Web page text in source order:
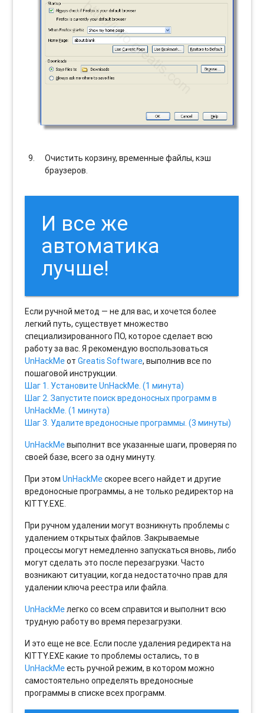
Очистить корзину, временные файлы, кэш
браузеров.
И все же
автоматика
лучше!
Если ручной метод — не для вас, и хочется более
легкий путь, существует множество
специализированного ПО, которое сделает всю
работу за вас. Я рекомендую воспользоваться
UnHackMeотGreatis Software, выполнив все по
пошаговой инструкции.
Шаг 1. Установите UnHackMe. (1 минута)
Шаг 2. Запустите поиск вредоносных программ в
UnHackMe. (1 минута)
Шаг 3. Удалите вредоносные программы. (3 минуты)
UnHackMeвыполнит все указанные шаги, проверяя по
своей базе, всего за одну минуту.
При этомUnHackMeскорее всего найдет и другие
вредоносные программы, а не только редиректор на
KITTY.EXE.
При ручном удалении могут возникнуть проблемы с
удалением открытых файлов. Закрываемые
процессы могут немедленно запускаться вновь, либо
могут сделать это после перезагрузки. Часто
возникают ситуации, когда недостаточно прав для
удалении ключа реестра или файла.
UnHackMeлегко со всем справится и выполнит всю
трудную работу во время перезагрузки.
И это еще не все. Если после удаления редиректа на
KITTY.EXE какие то проблемы остались, то в
UnHackMeесть ручной режим, в котором можно
самостоятельно определять вредоносные
программы в списке всех программ.